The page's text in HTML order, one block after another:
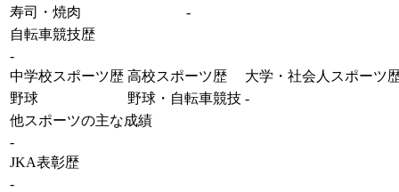
寿司・焼肉
-
自転車競技歴
-
中学校スポーツ歴 高校スポーツ歴
大学・社会人スポーツ
野球
野球・自転車競技 -
他スポーツの主な成績
-
JKA表彰歴
-